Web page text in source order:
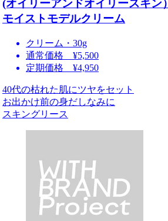
(オイリーアンドオイリースキン）
モイストモデルクリーム
クリーム・30g
通常価格 ¥5,500
定期価格 ¥4,950
40代の枯れた肌にツヤをセット
お出かけ前の身だしなみに
スキングリース